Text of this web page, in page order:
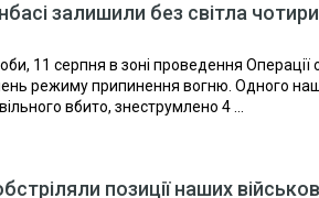
залишили без світла
11 серпня в зоні проведення Операції
режиму припинення вогню. Одного
вбито, знеструмлено 4 ...
позиції наших